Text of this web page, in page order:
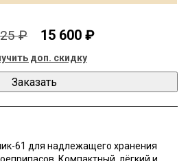
₽ 15 600 ₽
доп. скидку
61 для надлежащего хранения